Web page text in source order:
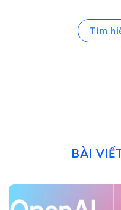
Tìm
BÀI